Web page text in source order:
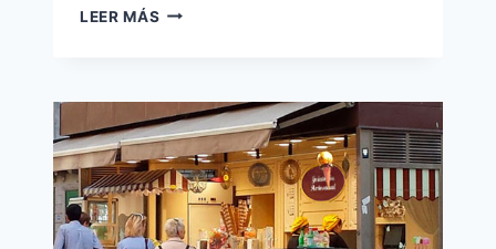
LEER MÁS BICIQUADRA